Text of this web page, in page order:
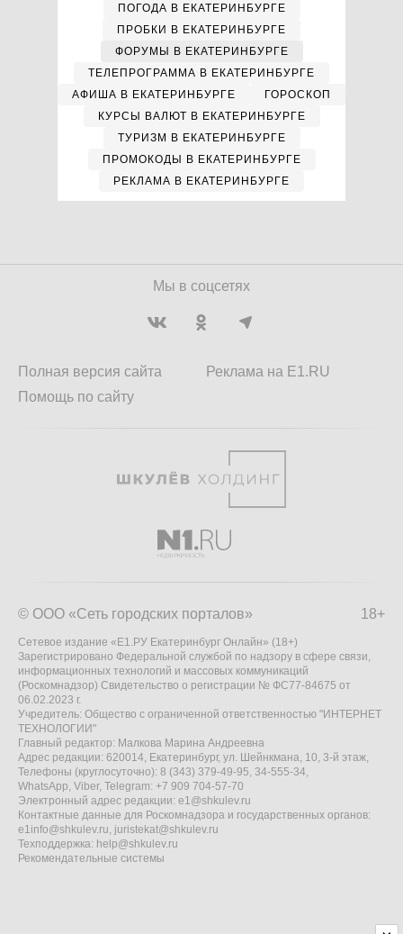
ПОГОДА В ЕКАТЕРИНБУРГЕ
ПРОБКИ В ЕКАТЕРИНБУРГЕ
ФОРУМЫ В ЕКАТЕРИНБУРГЕ
ТЕЛЕПРОГРАММА В ЕКАТЕРИНБУРГЕ
АФИША В ЕКАТЕРИНБУРГЕ
ГОРОСКОП
КУРСЫ ВАЛЮТ В ЕКАТЕРИНБУРГЕ
ТУРИЗМ В ЕКАТЕРИНБУРГЕ
ПРОМОКОДЫ В ЕКАТЕРИНБУРГЕ
РЕКЛАМА В ЕКАТЕРИНБУРГЕ
Мы в соцсетях
Полная версия сайта
Помощь по сайту
Реклама на E1.RU
18+
© ООО «Сеть городских порталов»
Сетевое издание «Е1.РУ Екатеринбург Онлайн» (18+)
Зарегистрировано Федеральной службой по надзору в сфере связи,
информационных технологий и массовых коммуникаций
(Роскомнадзор) Свидетельство о регистрации № ФС77-84675 от
06.02.2023 г.
Учредитель: Общество с ограниченной ответственностью "ИНТЕРНЕТ
ТЕХНОЛОГИИ"
Главный редактор: Малкова Марина Андреевна
Адрес редакции: 620014, Екатеринбург, ул. Шейнкмана, 10, 3-й этаж,
Телефоны (круглосуточно): 8 (343) 379-49-95, 34-555-34,
WhatsApp, Viber, Telegram: +7 909 704-57-70
Электронный адрес редакции: e1@shkulev.ru
Контактные данные для Роскомнадзора и государственных органов:
e1info@shkulev.ru, juristekat@shkulev.ru
Техподдержка: help@shkulev.ru
Рекомендательные системы